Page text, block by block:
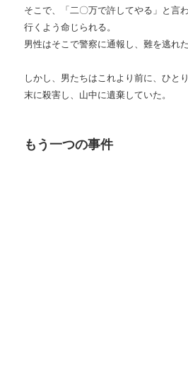
そこで、「二〇万で許してやる」と言
行くよう命じられる。
男性はそこで警察に通報し、難を逃れた
しかし、男たちはこれより前に、ひと
末に殺害し、山中に遺棄していた。
もう一つの事件